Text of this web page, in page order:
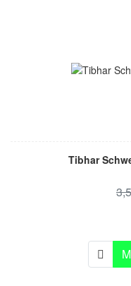
Tibhar